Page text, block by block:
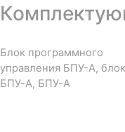
Блок программного
управления БПУ-А, блок
БПУ-А, БПУ-А